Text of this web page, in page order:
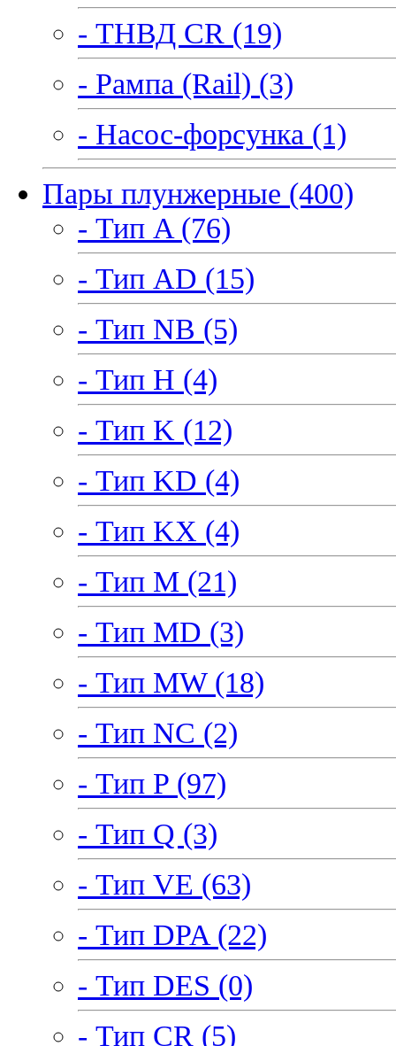
- ТНВД CR (19)
- Рампа (Rail) (3)
- Насос-форсунка (1)
Пары плунжерные (400)
- Тип A (76)
- Тип AD (15)
- Тип NB (5)
- Тип H (4)
- Тип K (12)
- Тип KD (4)
- Тип KX (4)
- Тип M (21)
- Тип MD (3)
- Тип MW (18)
- Тип NC (2)
- Тип P (97)
- Тип Q (3)
- Тип VE (63)
- Тип DPA (22)
- Тип DES (0)
- Тип CR (5)